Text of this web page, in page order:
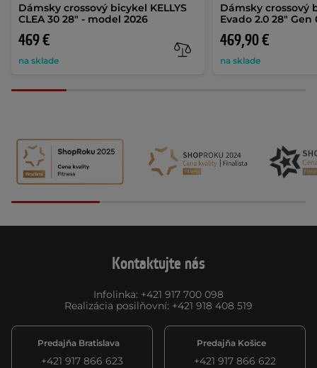
Dámsky crossový bicykel KELLYS
CLEA 30 28" - model 2026
469 €
na sklade
Dámsky crossový
Evado 2.0 28" Gen
469,90 €
na sklade
Kontaktujte nás
Infolinka: +421 917 700 098
Realizácia posilňovní: +421 918 408 519
Predajňa Bratislava
+421 917 866 623
Predajňa Košice
+421 917 866 622